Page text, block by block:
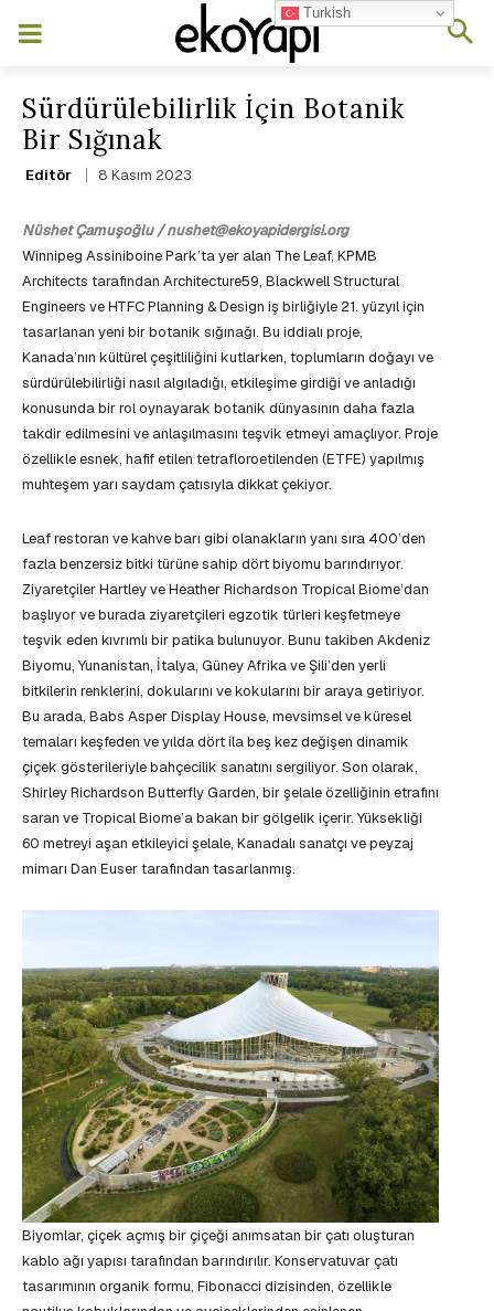
Sürdürülebilirlik İçin Botanik
Bir Sığınak
Editör 8 Kasım 2023
Nüshet Çamuşoğlu / nushet@ekoyapidergisi.org
Winnipeg Assiniboine Park’ta yer alan The Leaf, KPMB
Architects tarafından Architecture59, Blackwell Structural
Engineers ve HTFC Planning & Design iş birliğiyle 21. yüzyıl için
tasarlanan yeni bir botanik sığınağı. Bu iddialı proje,
Kanada’nın kültürel çeşitliliğini kutlarken, toplumların doğayı ve
sürdürülebilirliği nasıl algıladığı, etkileşime girdiği ve anladığı
konusunda bir rol oynayarak botanik dünyasının daha fazla
takdir edilmesini ve anlaşılmasını teşvik etmeyi amaçlıyor. Proje
özellikle esnek, hafif etilen tetrafloroetilenden (ETFE) yapılmış
muhteşem yarı saydam çatısıyla dikkat çekiyor.
Leaf restoran ve kahve barı gibi olanakların yanı sıra 400’den
fazla benzersiz bitki türüne sahip dört biyomu barındırıyor.
Ziyaretçiler Hartley ve Heather Richardson Tropical Biome’dan
başlıyor ve burada ziyaretçileri egzotik türleri keşfetmeye
teşvik eden kıvrımlı bir patika bulunuyor. Bunu takiben Akdeniz
Biyomu, Yunanistan, İtalya, Güney Afrika ve Şili’den yerli
bitkilerin renklerini, dokularını ve kokularını bir araya getiriyor.
Bu arada, Babs Asper Display House, mevsimsel ve küresel
temaları keşfeden ve yılda dört ila beş kez değişen dinamik
çiçek gösterileriyle bahçecilik sanatını sergiliyor. Son olarak,
Shirley Richardson Butterfly Garden, bir şelale özelliğinin etrafını
saran ve Tropical Biome’a bakan bir gölgelik içerir. Yüksekliği
60 metreyi aşan etkileyici şelale, Kanadalı sanatçı ve peyzaj
mimarı Dan Euser tarafından tasarlanmış.
Biyomlar, çiçek açmış bir çiçeği anımsatan bir çatı oluşturan
kablo ağı yapısı tarafından barındırılır. Konservatuvar çatı
tasarımının organik formu, Fibonacci dizisinden, özellikle
Turkish